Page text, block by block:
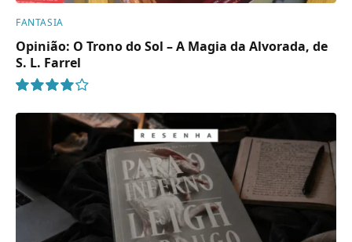
FANTASIA
Opinião: O Trono do Sol – A Magia da Alvorada, de
S. L. Farrel
8